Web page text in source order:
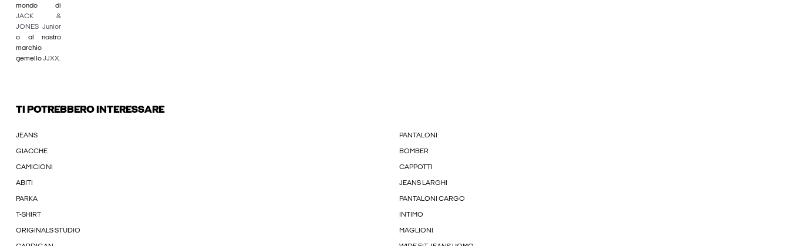
mondo di
JACK &
JONES Junior
o al nostro
marchio
gemelloJJXX.
TI POTREBBERO INTERESSARE
JEANS PANTALONI
GIACCHE BOMBER
CAMICIONI CAPPOTTI
ABITI JEANS LARGHI
PARKA PANTALONI CARGO
T-SHIRT INTIMO
ORIGINALS STUDIO MAGLIONI